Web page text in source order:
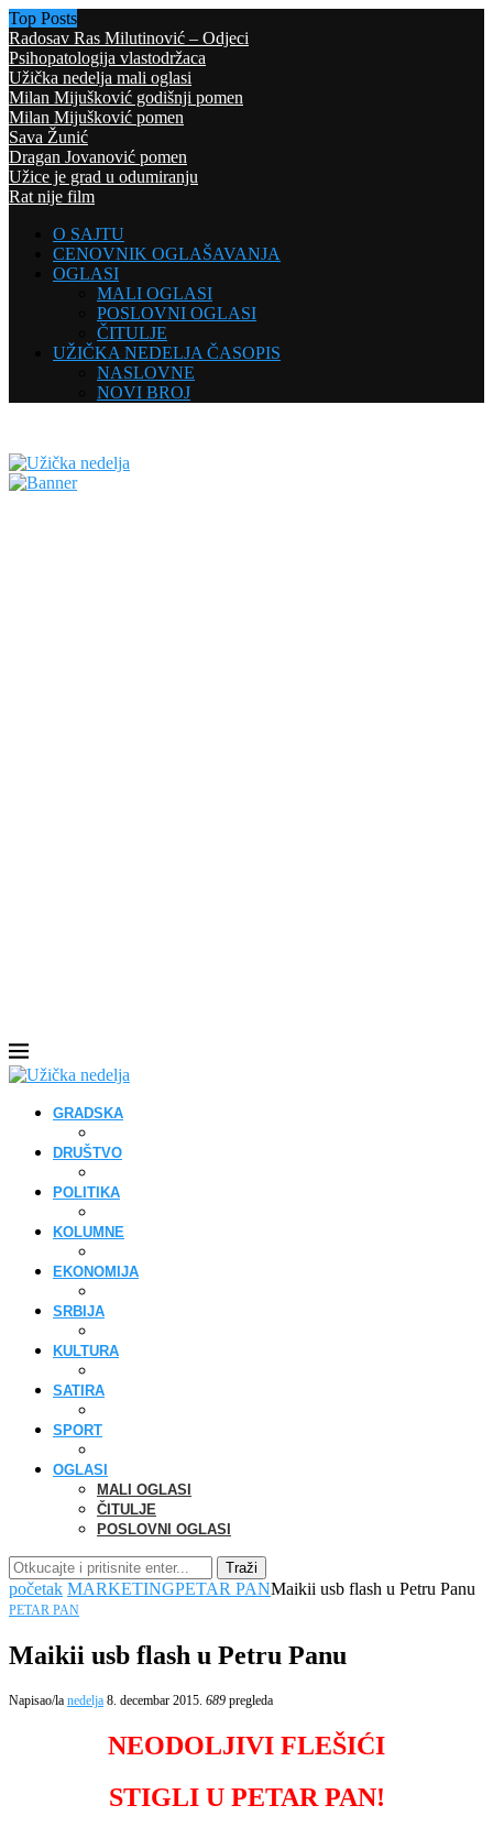
Top Posts
Radosav Ras Milutinović – Odjeci
Psihopatologija vlastodržaca
Užička nedelja mali oglasi
Milan Mijušković godišnji pomen
Milan Mijušković pomen
Sava Žunić
Dragan Jovanović pomen
Užice je grad u odumiranju
Rat nije film
O SAJTU
CENOVNIK OGLAŠAVANJA
OGLASI
MALI OGLASI
POSLOVNI OGLASI
ČITULJE
UŽIČKA NEDELJA ČASOPIS
NASLOVNE
NOVI BROJ
GRADSKA
DRUŠTVO
POLITIKA
KOLUMNE
EKONOMIJA
SRBIJA
KULTURA
SATIRA
SPORT
OGLASI
MALI OGLASI
ČITULJE
POSLOVNI OGLASI
Traži
početak MARKETINGPETAR PANMaikii usb flash u Petru Panu
PETAR PAN
Maikii usb flash u Petru Panu
Napisao/la nedelja 8. decembar 2015. 689 pregleda
NEODOLJIVI FLEŠIĆI
STIGLI U PETAR PAN!